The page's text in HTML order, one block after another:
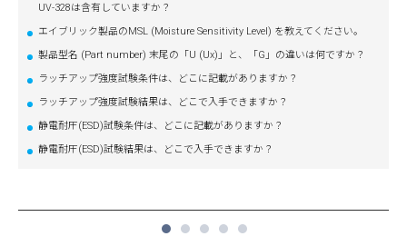
UV-328は含有していますか？
エイブリック製品のMSL (Moisture Sensitivity Level) を教えてください。
製品型名 (Part number) 末尾の「U (Ux)」と、「G」の違いは何ですか？
ラッチアップ強度試験条件は、どこに記載がありますか？
ラッチアップ強度試験結果は、どこで入手できますか？
静電耐圧(ESD)試験条件は、どこに記載がありますか？
静電耐圧(ESD)試験結果は、どこで入手できますか？